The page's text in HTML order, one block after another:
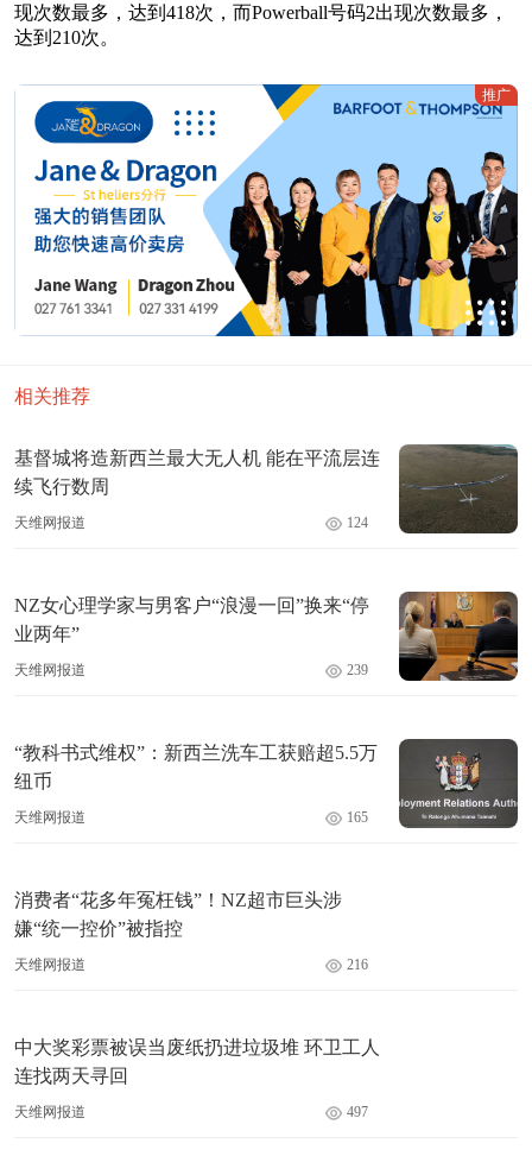
现次数最多，达到418次，而Powerball号码2出现次数最多，
达到210次。
推广
相关推荐
基督城将造新西兰最大无人机 能在平流层连
续飞行数周
天维网报道 124
NZ女心理学家与男客户“浪漫一回”换来“停
业两年”
天维网报道 239
“教科书式维权”：新西兰洗车工获赔超5.5万
纽币
天维网报道 165
消费者“花多年冤枉钱”！NZ超市巨头涉
嫌“统一控价”被指控
天维网报道 216
中大奖彩票被误当废纸扔进垃圾堆 环卫工人
连找两天寻回
天维网报道 497